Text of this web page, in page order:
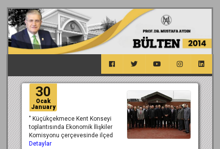
30
Ocak
January
" Küçükçekmece Kent Konseyi
toplantısında Ekonomik İlişkiler
Komisyonu çerçevesinde ilçed
Detaylar